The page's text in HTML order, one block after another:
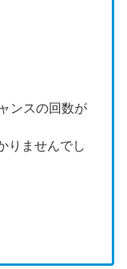
ンスの回数が
りませんでし